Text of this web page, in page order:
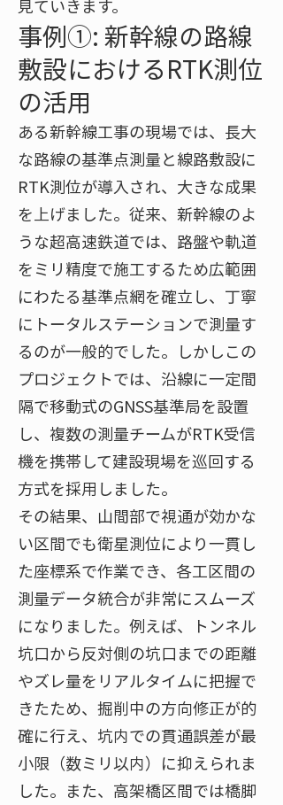
見ていきます。
事例①: 新幹線の路線
敷設におけるRTK測位
の活用
ある新幹線工事の現場では、長大
な路線の基準点測量と線路敷設に
RTK測位が導入され、大きな成果
を上げました。従来、新幹線のよ
うな超高速鉄道では、路盤や軌道
をミリ精度で施工するため広範囲
にわたる基準点網を確立し、丁寧
にトータルステーションで測量す
るのが一般的でした。しかしこの
プロジェクトでは、沿線に一定間
隔で移動式のGNSS基準局を設置
し、複数の測量チームがRTK受信
機を携帯して建設現場を巡回する
方式を採用しました。
その結果、山間部で視通が効かな
い区間でも衛星測位により一貫し
た座標系で作業でき、各工区間の
測量データ統合が非常にスムーズ
になりました。例えば、トンネル
坑口から反対側の坑口までの距離
やズレ量をリアルタイムに把握で
きたため、掘削中の方向修正が的
確に行え、坑内での貫通誤差が最
小限（数ミリ以内）に抑えられま
した。また、高架橋区間では橋脚